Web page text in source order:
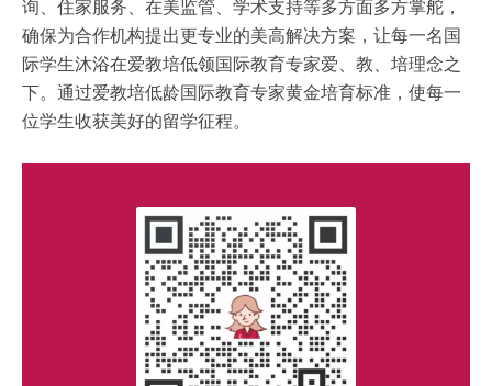
询、住家服务、在美监管、学术支持等多方面多方掌舵，
确保为合作机构提出更专业的美高解决方案，让每一名国
际学生沐浴在爱教培低领国际教育专家爱、教、培理念之
下。通过爱教培低龄国际教育专家黄金培育标准，使每一
位学生收获美好的留学征程。